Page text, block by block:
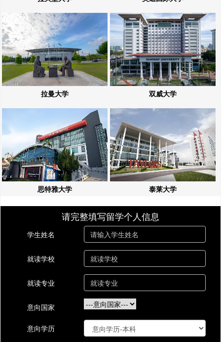
拉曼大学 双威大学
思特雅大学 泰莱大学
请完整填写留学个人信息
学生姓名
就读学校
就读专业
意向国家
意向学历